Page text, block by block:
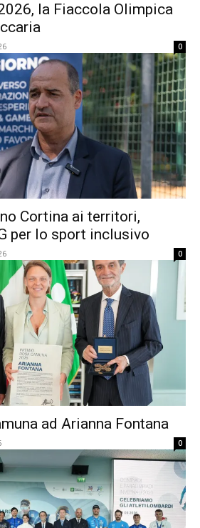
la Fiaccola Olimpica
0
Cortina ai territori,
per lo sport inclusivo
0
ad Arianna Fontana
0